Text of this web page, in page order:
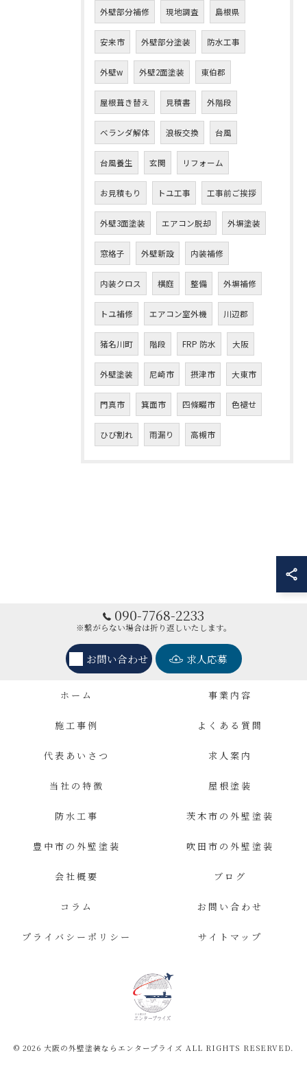
外壁部分補修 現地調査 島根県
安来市 外壁部分塗装 防水工事
外壁w 外壁2面塗装 東伯郡
屋根葺き替え 見積書 外階段
ベランダ解体 浪板交換 台風
台風養生 玄関 リフォーム
お見積もり トユ工事 工事前ご挨拶
外壁3面塗装 エアコン脱却 外塀塗装
窓格子 外壁新設 内装補修
内装クロス 横庭 整備 外塀補修
トユ補修 エアコン室外機 川辺郡
猪名川町 階段 FRP 防水 大阪
外壁塗装 尼崎市 摂津市 大東市
門真市 箕面市 四條畷市 色褪せ
ひび割れ 雨漏り 高槻市
090-7768-2233
※繋がらない場合は折り返しいたします。
お問い合わせ 求人応募
ホーム 事業内容
施工事例 よくある質問
代表あいさつ 求人案内
当社の特徴 屋根塗装
防水工事 茨木市の外壁塗装
豊中市の外壁塗装 吹田市の外壁塗装
会社概要 ブログ
コラム お問い合わせ
プライバシーポリシー サイトマップ
© 2026 大阪の外壁塗装ならエンタープライズ ALL RIGHTS RESERVED.